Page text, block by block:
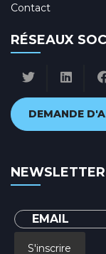
Contact
RÉSEAUX
DEMANDE
NEWSLETTER
S'inscrire